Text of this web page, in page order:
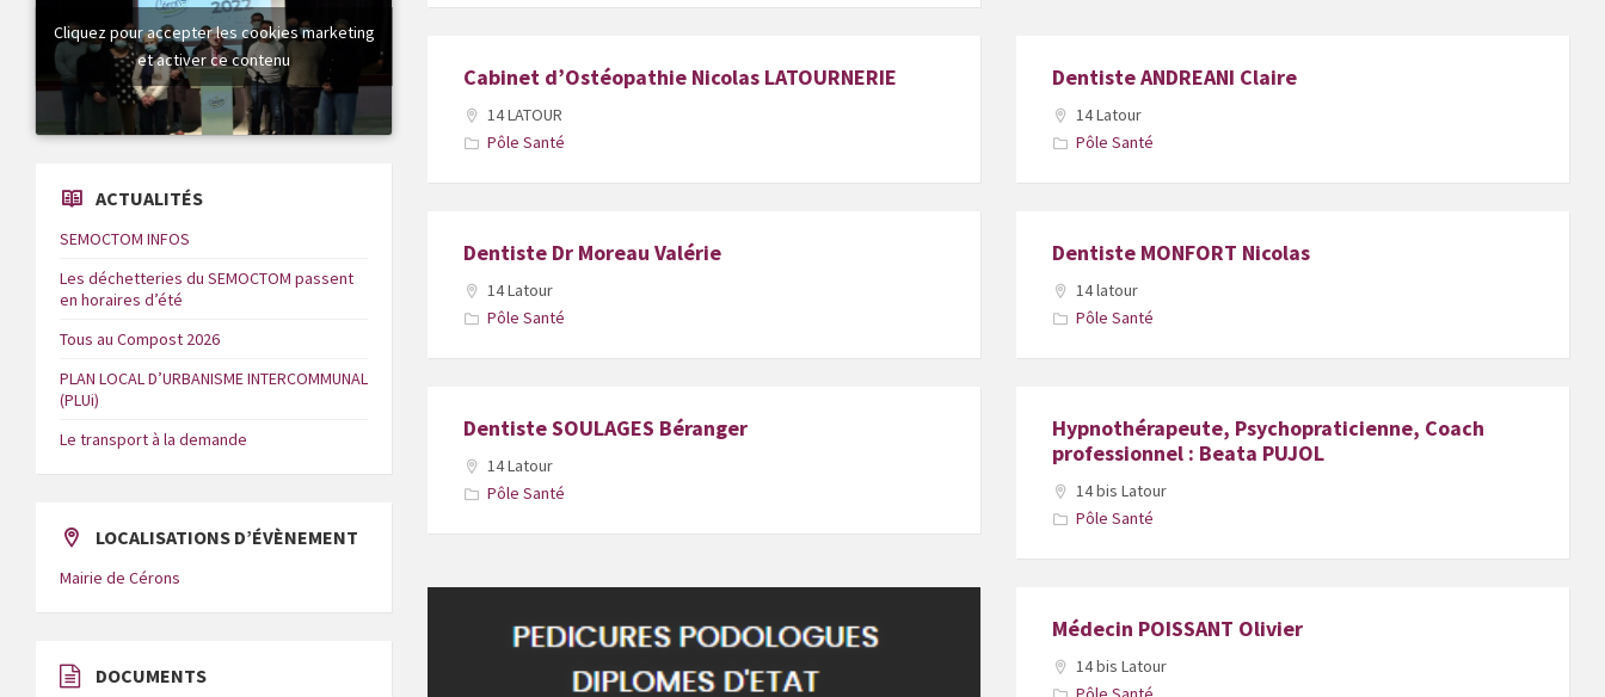
Cabinet d’Ostéopathie Nicolas LATOURNERIE
14 LATOUR
Pôle Santé
Dentiste ANDREANI Claire
14 Latour
Pôle Santé
Dentiste Dr Moreau Valérie
14 Latour
Pôle Santé
Dentiste MONFORT Nicolas
14 latour
Pôle Santé
Dentiste SOULAGES Béranger
14 Latour
Pôle Santé
Hypnothérapeute, Psychopraticienne, Coach
professionnel : Beata PUJOL
14 bis Latour
Pôle Santé
Médecin POISSANT Olivier
14 bis Latour
Cliquez pour accepter les cookies marketing
et activer ce contenu
ACTUALITÉS
SEMOCTOM INFOS
Les déchetteries du SEMOCTOM passent
en horaires d’été
Tous au Compost 2026
PLAN LOCAL D’URBANISME INTERCOMMUNAL
(PLUi)
Le transport à la demande
LOCALISATIONS D’ÉVÈNEMENT
Mairie de Cérons
DOCUMENTS